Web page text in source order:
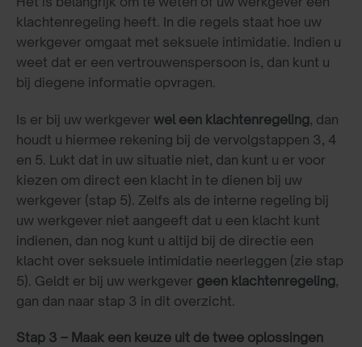
klachtenregeling heeft. In die regels staat hoe uw
werkgever omgaat met seksuele intimidatie. Indien u
weet dat er een vertrouwenspersoon is, dan kunt u
bij diegene informatie opvragen.
Is er bij uw werkgever wel een klachtenregeling, dan
houdt u hiermee rekening bij de vervolgstappen 3, 4
en 5. Lukt dat in uw situatie niet, dan kunt u er voor
kiezen om direct een klacht in te dienen bij uw
werkgever (stap 5). Zelfs als de interne regeling bij
uw werkgever niet aangeeft dat u een klacht kunt
indienen, dan nog kunt u altijd bij de directie een
klacht over seksuele intimidatie neerleggen (zie stap
5). Geldt er bij uw werkgever geen klachtenregeling,
gan dan naar stap 3 in dit overzicht.
Stap 3 – Maak een keuze uit de twee oplossingen